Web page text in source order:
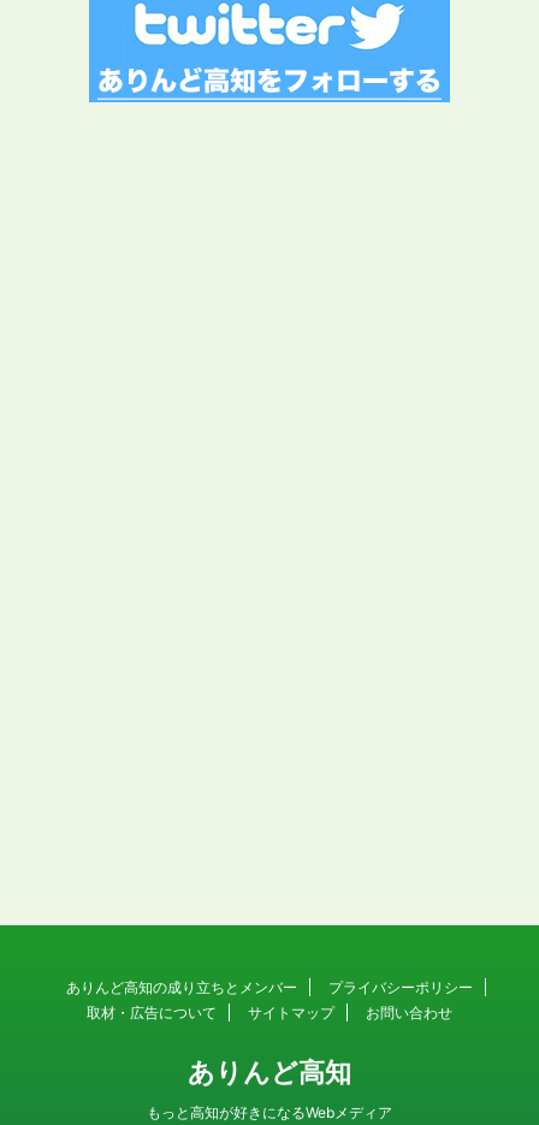
ありんど高知の成り立ちとメンバー
プライバシーポリシー
取材・広告について
サイトマップ お問い合わせ
ありんど高知
もっと高知が好きになるWebメディア